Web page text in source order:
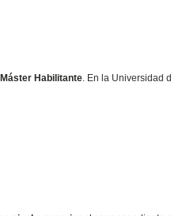
Máster Habilitante. En la Universidad